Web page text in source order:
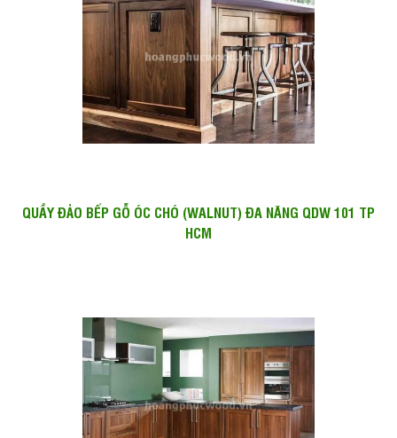
QUẦY ĐẢO BẾP GỖ ÓC CHÓ (WALNUT) ĐA NĂNG QDW 101 TP
HCM